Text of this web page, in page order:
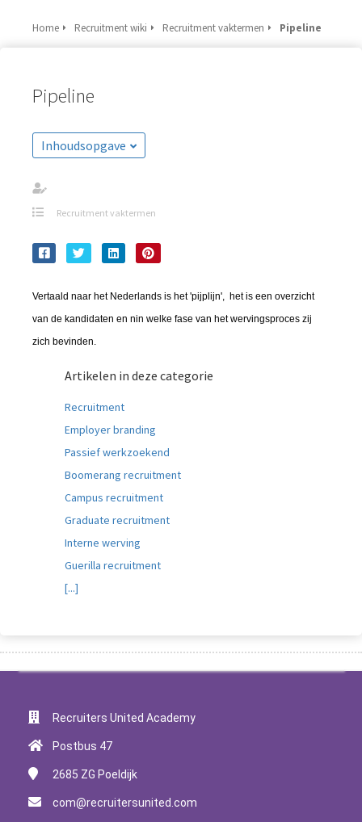
Home Recruitment wiki Recruitment vaktermen Pipeline
Pipeline
Inhoudsopgave
Recruitment vaktermen
Vertaald naar het Nederlands is het 'pijplijn', het is een overzicht
van de kandidaten en nin welke fase van het wervingsproces zij
zich bevinden.
Artikelen in deze categorie
Recruitment
Employer branding
Passief werkzoekend
Boomerang recruitment
Campus recruitment
Graduate recruitment
Interne werving
Guerilla recruitment
[...]
Recruiters United Academy
Postbus 47
2685 ZG Poeldijk
com@recruitersunited.com